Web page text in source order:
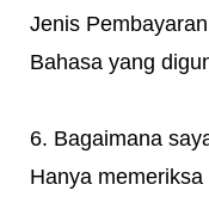
Jenis
Bahasa yang
6. Bagaimana
Hanya